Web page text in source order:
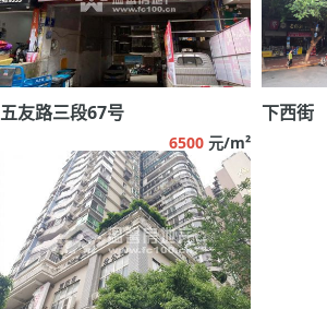
五友路三段67号
6500 元/m²
下西街